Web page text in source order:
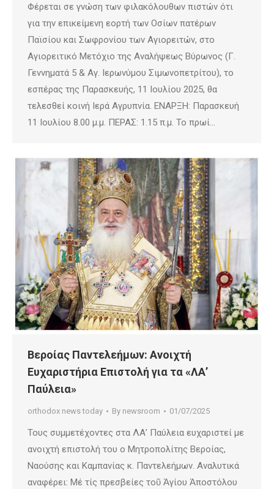
Φέρεται σε γνώση των φιλακόλουθων πιστών ότι
για την επικείμενη εορτή των Οσίων πατέρων
Παϊσίου και Σωφρονίου των Αγιορειτών, στο
Αγιορειτικό Μετόχιο της Αναλήψεως Βύρωνος (Γ.
Γεννηματά 5 & Αγ. Ιερωνύμου Σιμωνοπετρίτου), το
εσπέρας της Παρασκευής, 11 Ιουλίου 2025, θα
τελεσθεί κοινή Ιερά Αγρυπνία. ΕΝΑΡΞΗ: Παρασκευή
11 Ιουλίου 8.00 μ.μ. ΠΕΡΑΣ: 1.15 π.μ. Το πρωί…
Βεροίας Παντελεήμων: Ανοιχτή
Ευχαριστήρια Επιστολή για τα «ΛΑ’
Παύλεια»
orthodox news today By newsroom 01/07/2025
Τους συμμετέχοντες στα ΛΑ’ Παύλεια ευχαριστεί με
ανοιχτή επιστολή του ο Μητροπολίτης Βεροίας,
Ναούσης και Καμπανίας κ. Παντελεήμων. Αναλυτικά
αναφέρει: Μέ τίς πρεσβείες τοῦ Ἁγίου Ἀποστόλου